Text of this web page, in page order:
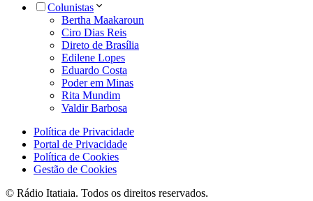
Colunistas
Bertha Maakaroun
Ciro Dias Reis
Direto de Brasília
Edilene Lopes
Eduardo Costa
Poder em Minas
Rita Mundim
Valdir Barbosa
Política de Privacidade
Portal de Privacidade
Política de Cookies
Gestão de Cookies
© Rádio Itatiaia. Todos os direitos reservados.